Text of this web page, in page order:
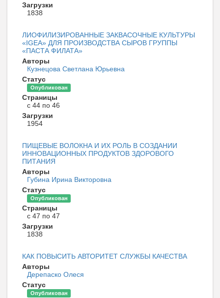
Загрузки
1838
ЛИОФИЛИЗИРОВАННЫЕ ЗАКВАСОЧНЫЕ КУЛЬТУРЫ
«IGEA» ДЛЯ ПРОИЗВОДСТВА СЫРОВ ГРУППЫ
«ПАСТА ФИЛАТА»
Авторы
Кузнецова Светлана Юрьевна
Статус
Опубликован
Страницы
с 44 по 46
Загрузки
1954
ПИЩЕВЫЕ ВОЛОКНА И ИХ РОЛЬ В СОЗДАНИИ
ИННОВАЦИОННЫХ ПРОДУКТОВ ЗДОРОВОГО
ПИТАНИЯ
Авторы
Губина Ирина Викторовна
Статус
Опубликован
Страницы
с 47 по 47
Загрузки
1838
КАК ПОВЫСИТЬ АВТОРИТЕТ СЛУЖБЫ КАЧЕСТВА
Авторы
Дерепаско Олеся
Статус
Опубликован